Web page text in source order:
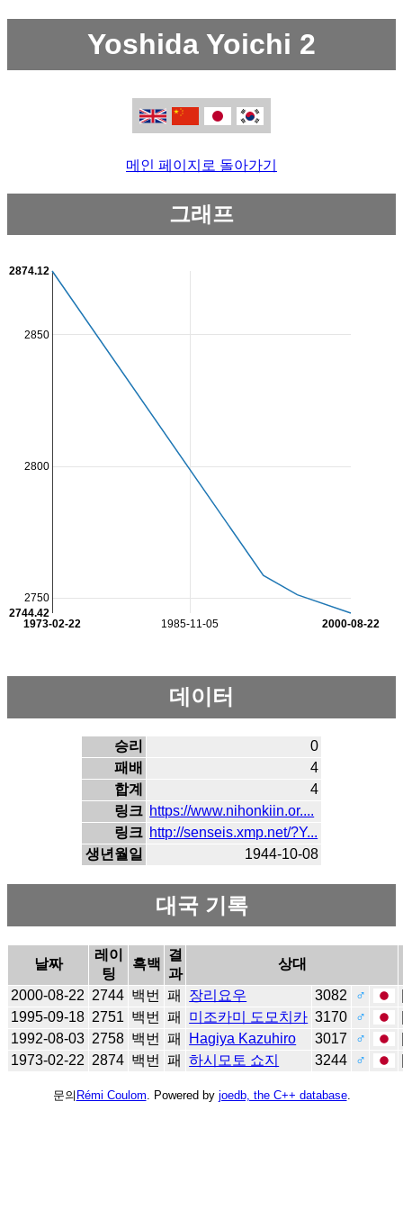
Yoshida Yoichi 2
메인 페이지로 돌아가기
그래프
1985-11-05
1973-02-22 2000-08-22
2750
2800
2850
2744.42
2874.12
데이터
승리
0
패배
4
합계
4
링크 https://www.nihonkiin.or....
링크 http://senseis.xmp.net/?Y...
생년월일
1944-10-08
대국 기록
날짜
레이
팅
흑백
결
과
상대
2000-08-22 2744 백번 패 장리요우 3082 ♂
1995-09-18 2751 백번 패 미조카미 도모치카 3170 ♂
1992-08-03 2758 백번 패 Hagiya Kazuhiro 3017 ♂
1973-02-22 2874 백번 패 하시모토 쇼지 3244 ♂
문의 Rémi Coulom . Powered by joedb, the C++ database.